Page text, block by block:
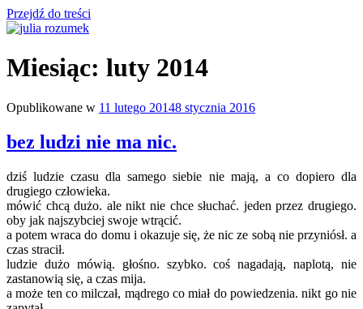
Przejdź do treści
julia rozumek
o życiu i szukaniu w nim szczęścia
Miesiąc: luty 2014
Opublikowane w 11 lutego 20148 stycznia 2016
bez ludzi nie ma nic.
dziś ludzie czasu dla samego siebie nie mają, a co dopiero dla
drugiego człowieka.
mówić chcą dużo. ale nikt nie chce słuchać. jeden przez drugiego.
oby jak najszybciej swoje wtrącić.
a potem wraca do domu i okazuje się, że nic ze sobą nie przyniósł. a
czas stracił.
ludzie dużo mówią. głośno. szybko. coś nagadają, naplotą, nie
zastanowią się, a czas mija.
a może ten co milczał, mądrego co miał do powiedzenia. nikt go nie